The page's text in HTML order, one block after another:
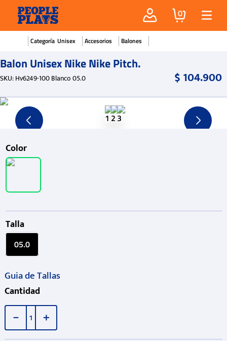
0
Unisex Accesorios Balones
Balon Unisex Nike Nike Pitch.
SKU:Hv6249-100 Blanco 05.0 $104.900
Color
Talla
05.0
Guia de Tallas
Cantidad
＋
－